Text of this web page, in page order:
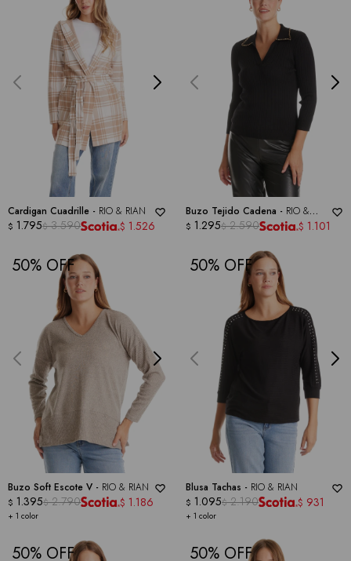
Cardigan Cuadrille - RIO & RIAN
$ 1.795$ 3.590 $ 1.526
Buzo Tejido Cadena - RIO &
RIAN
$ 1.295$ 2.590 $ 1.101
50
Buzo Soft Escote V - RIO & RIAN
+ 1 color
$ 1.395$ 2.790 $ 1.186
50
Blusa Tachas - RIO & RIAN
+ 1 color
$ 1.095$ 2.190 $ 931
50 50